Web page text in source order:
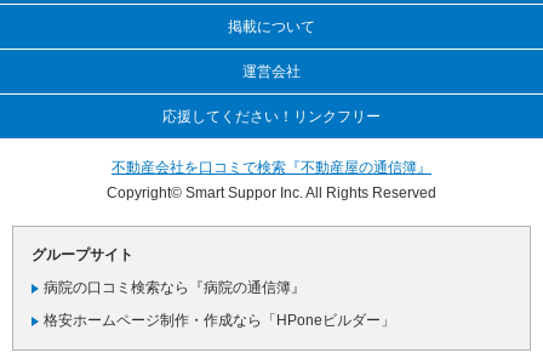
掲載について
運営会社
応援してください！リンクフリー
不動産会社を口コミで検索『不動産屋の通信簿』
Copyright© Smart Suppor Inc. All Rights Reserved
グループサイト
病院の口コミ検索なら『病院の通信簿』
格安ホームページ制作・作成なら「HPoneビルダー」